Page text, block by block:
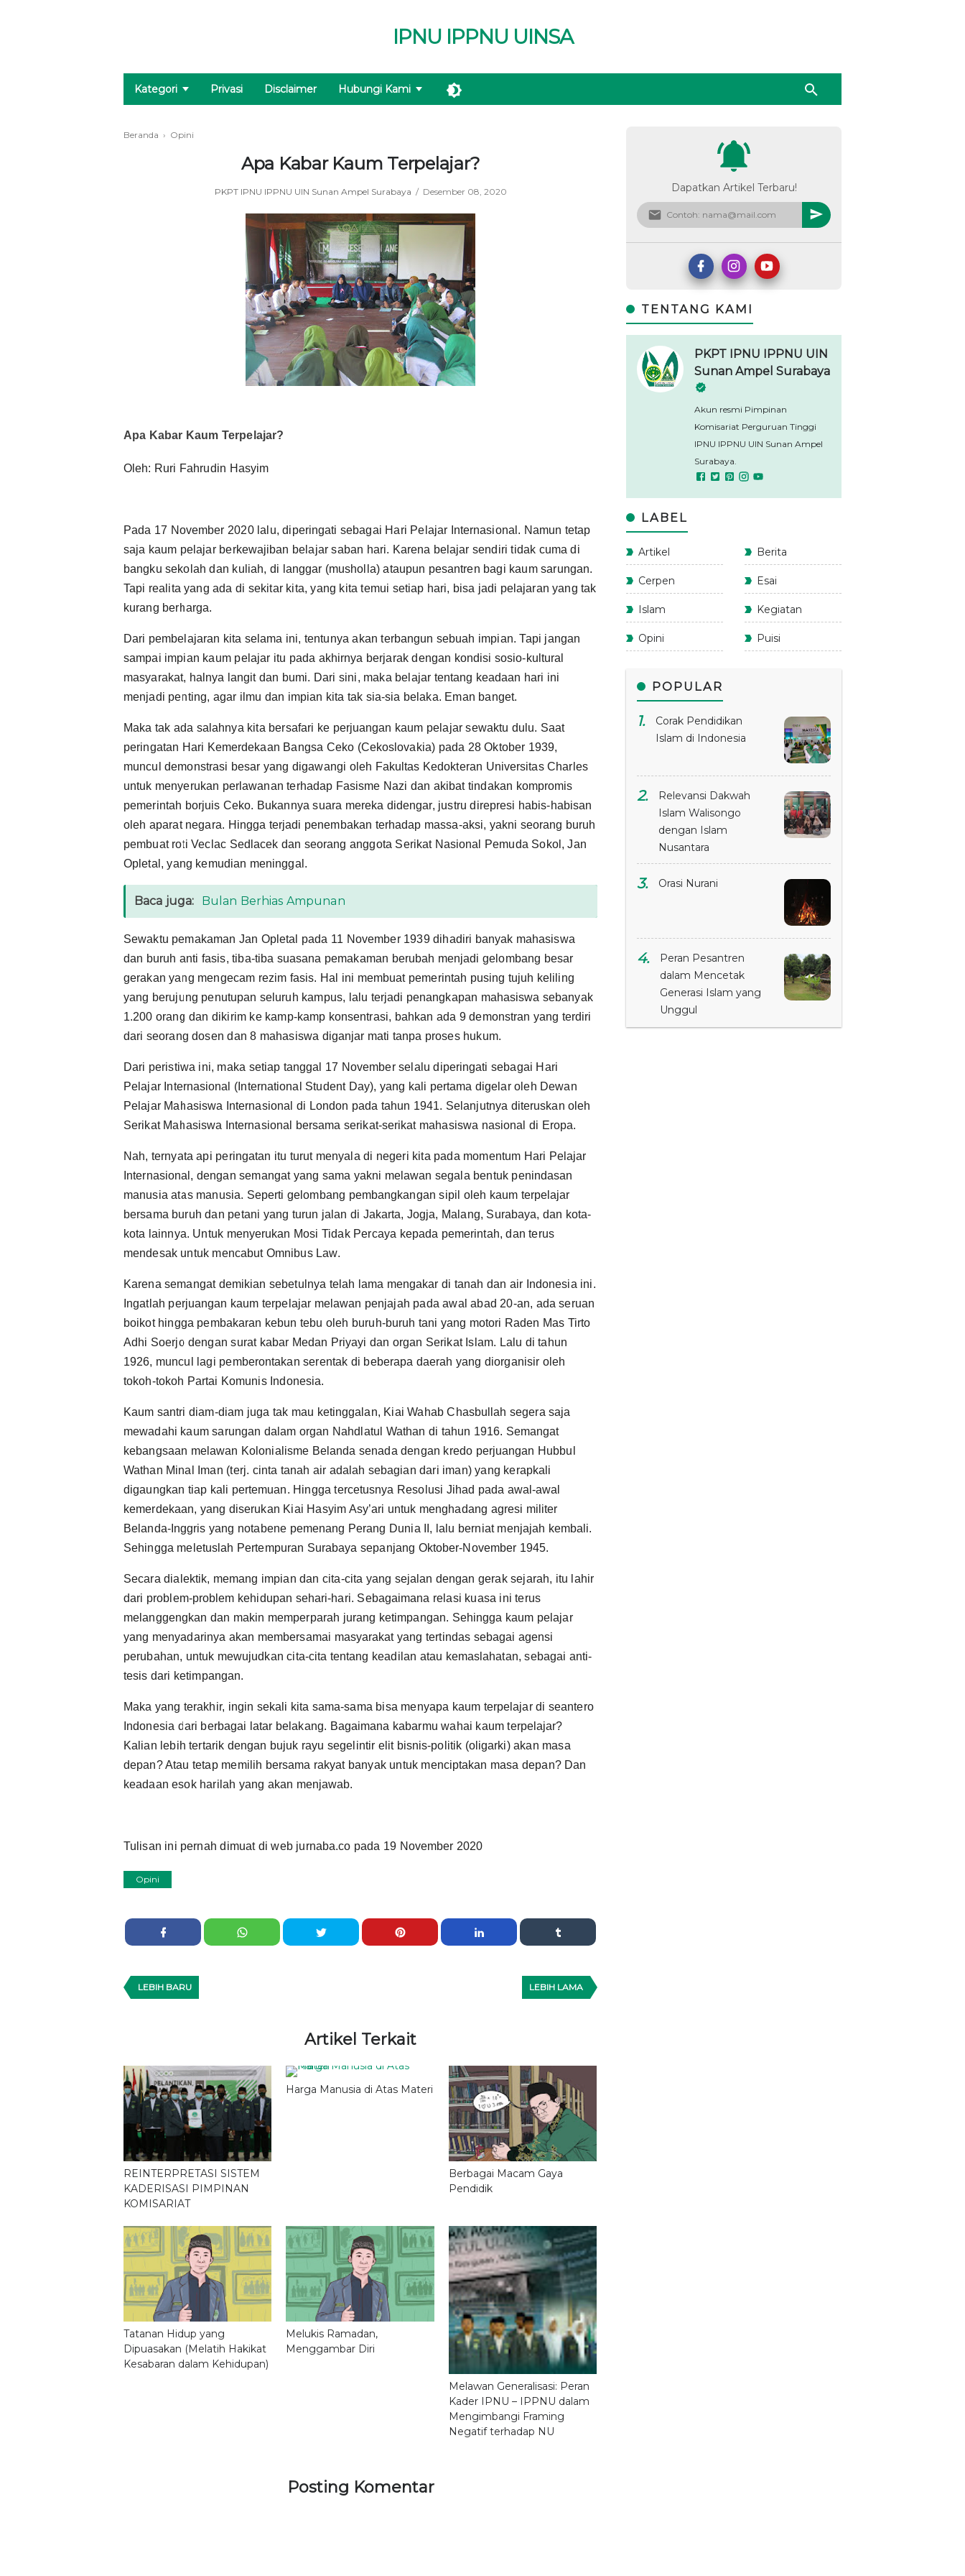
IPNU IPPNU UINSA
Kategori Privasi Disclaimer Hubungi Kami
Beranda › Opini
Apa Kabar Kaum Terpelajar?
PKPT IPNU IPPNU UIN Sunan Ampel Surabaya Desember 08, 2020
Apa Kabar Kaum Terpelajar?
Oleh: Ruri Fahrudin Hasyim
Pada 17 November 2020 lalu, diperingati sebagai Hari Pelajar Internasional. Namun tetap
saja kaum pelajar berkewajiban belajar saban hari. Karena belajar sendiri tidak cuma di
bangku sekolah dan kuliah, di langgar (musholla) ataupun pesantren bagi kaum sarungan.
Tapi realita yang ada di sekitar kita, yang kita temui setiap hari, bisa jadi pelajaran yang tak
kurang berharga.
Dari pembelajaran kita selama ini, tentunya akan terbangun sebuah impian. Tapi jangan
sampai impian kaum pelajar itu pada akhirnya berjarak dengan kondisi sosio-kultural
masyarakat, halnya langit dan bumi. Dari sini, maka belajar tentang keadaan hari ini
menjadi penting, agar ilmu dan impian kita tak sia-sia belaka. Eman banget.
Maka tak ada salahnya kita bersafari ke perjuangan kaum pelajar sewaktu dulu. Saat
peringatan Hari Kemerdekaan Bangsa Ceko (Cekoslovakia) pada 28 Oktober 1939,
muncul demonstrasi besar yang digawangi oleh Fakultas Kedokteran Universitas Charles
untuk menyerukan perlawanan terhadap Fasisme Nazi dan akibat tindakan kompromis
pemerintah borjuis Ceko. Bukannya suara mereka didengar, justru direpresi habis-habisan
oleh aparat negara. Hingga terjadi penembakan terhadap massa-aksi, yakni seorang buruh
pembuat roti Veclac Sedlacek dan seorang anggota Serikat Nasional Pemuda Sokol, Jan
Opletal, yang kemudian meninggal.
Baca juga: Bulan Berhias Ampunan
Sewaktu pemakaman Jan Opletal pada 11 November 1939 dihadiri banyak mahasiswa
dan buruh anti fasis, tiba-tiba suasana pemakaman berubah menjadi gelombang besar
gerakan yang mengecam rezim fasis. Hal ini membuat pemerintah pusing tujuh keliling
yang berujung penutupan seluruh kampus, lalu terjadi penangkapan mahasiswa sebanyak
1.200 orang dan dikirim ke kamp-kamp konsentrasi, bahkan ada 9 demonstran yang terdiri
dari seorang dosen dan 8 mahasiswa diganjar mati tanpa proses hukum.
Dari peristiwa ini, maka setiap tanggal 17 November selalu diperingati sebagai Hari
Pelajar Internasional (International Student Day), yang kali pertama digelar oleh Dewan
Pelajar Mahasiswa Internasional di London pada tahun 1941. Selanjutnya diteruskan oleh
Serikat Mahasiswa Internasional bersama serikat-serikat mahasiswa nasional di Eropa.
Nah, ternyata api peringatan itu turut menyala di negeri kita pada momentum Hari Pelajar
Internasional, dengan semangat yang sama yakni melawan segala bentuk penindasan
manusia atas manusia. Seperti gelombang pembangkangan sipil oleh kaum terpelajar
bersama buruh dan petani yang turun jalan di Jakarta, Jogja, Malang, Surabaya, dan kota-
kota lainnya. Untuk menyerukan Mosi Tidak Percaya kepada pemerintah, dan terus
mendesak untuk mencabut Omnibus Law.
Karena semangat demikian sebetulnya telah lama mengakar di tanah dan air Indonesia ini.
Ingatlah perjuangan kaum terpelajar melawan penjajah pada awal abad 20-an, ada seruan
boikot hingga pembakaran kebun tebu oleh buruh-buruh tani yang motori Raden Mas Tirto
Adhi Soerjo dengan surat kabar Medan Priyayi dan organ Serikat Islam. Lalu di tahun
1926, muncul lagi pemberontakan serentak di beberapa daerah yang diorganisir oleh
tokoh-tokoh Partai Komunis Indonesia.
Kaum santri diam-diam juga tak mau ketinggalan, Kiai Wahab Chasbullah segera saja
mewadahi kaum sarungan dalam organ Nahdlatul Wathan di tahun 1916. Semangat
kebangsaan melawan Kolonialisme Belanda senada dengan kredo perjuangan Hubbul
Wathan Minal Iman (terj. cinta tanah air adalah sebagian dari iman) yang kerapkali
digaungkan tiap kali pertemuan. Hingga tercetusnya Resolusi Jihad pada awal-awal
kemerdekaan, yang diserukan Kiai Hasyim Asy’ari untuk menghadang agresi militer
Belanda-Inggris yang notabene pemenang Perang Dunia II, lalu berniat menjajah kembali.
Sehingga meletuslah Pertempuran Surabaya sepanjang Oktober-November 1945.
Secara dialektik, memang impian dan cita-cita yang sejalan dengan gerak sejarah, itu lahir
dari problem-problem kehidupan sehari-hari. Sebagaimana relasi kuasa ini terus
melanggengkan dan makin memperparah jurang ketimpangan. Sehingga kaum pelajar
yang menyadarinya akan membersamai masyarakat yang tertindas sebagai agensi
perubahan, untuk mewujudkan cita-cita tentang keadilan atau kemaslahatan, sebagai anti-
tesis dari ketimpangan.
Maka yang terakhir, ingin sekali kita sama-sama bisa menyapa kaum terpelajar di seantero
Indonesia dari berbagai latar belakang. Bagaimana kabarmu wahai kaum terpelajar?
Kalian lebih tertarik dengan bujuk rayu segelintir elit bisnis-politik (oligarki) akan masa
depan? Atau tetap memilih bersama rakyat banyak untuk menciptakan masa depan? Dan
keadaan esok harilah yang akan menjawab.
Tulisan ini pernah dimuat di web jurnaba.co pada 19 November 2020
Opini
LEBIH BARU LEBIH LAMA
Artikel Terkait
REINTERPRETASI SISTEM
KADERISASI PIMPINAN
KOMISARIAT
Harga Manusia di Atas Materi
Berbagai Macam Gaya
Pendidik
Tatanan Hidup yang
Dipuasakan (Melatih Hakikat
Kesabaran dalam Kehidupan)
Melukis Ramadan,
Menggambar Diri
Melawan Generalisasi: Peran
Kader IPNU – IPPNU dalam
Mengimbangi Framing
Negatif terhadap NU
Posting Komentar
Dapatkan Artikel Terbaru!
TENTANG KAMI
PKPT IPNU IPPNU UIN
Sunan Ampel Surabaya
Akun resmi Pimpinan
Komisariat Perguruan Tinggi
IPNU IPPNU UIN Sunan Ampel
Surabaya.
LABEL
Artikel Berita
Cerpen Esai
Islam Kegiatan
Opini Puisi
POPULAR
Corak Pendidikan
Islam di Indonesia
Relevansi Dakwah
Islam Walisongo
dengan Islam
Nusantara
Orasi Nurani
Peran Pesantren
dalam Mencetak
Generasi Islam yang
Unggul